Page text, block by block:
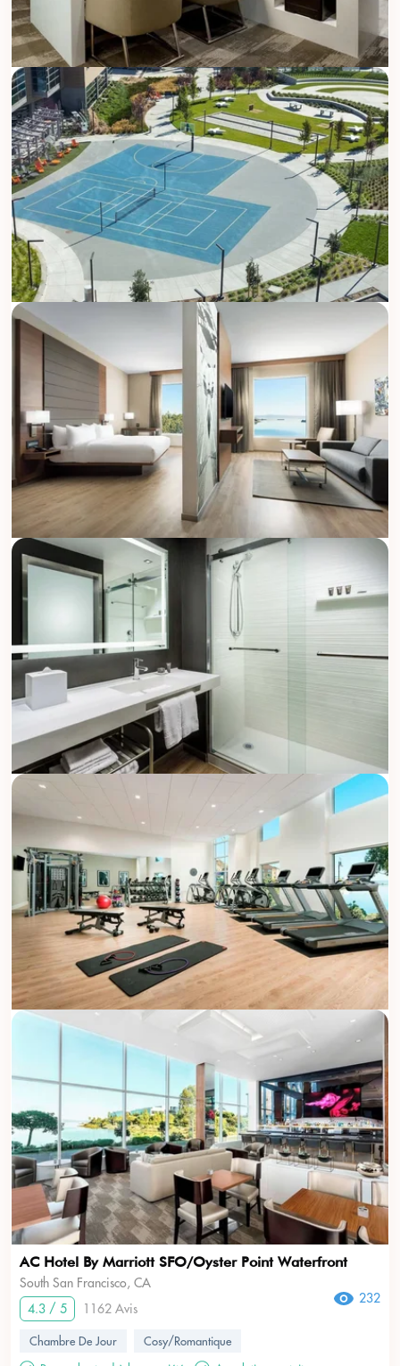
AC Hotel By Marriott SFO/Oyster Point Waterfront
South San Francisco, CA
4.3 / 5
1162 Avis
232
Chambre De Jour
Cosy/Romantique